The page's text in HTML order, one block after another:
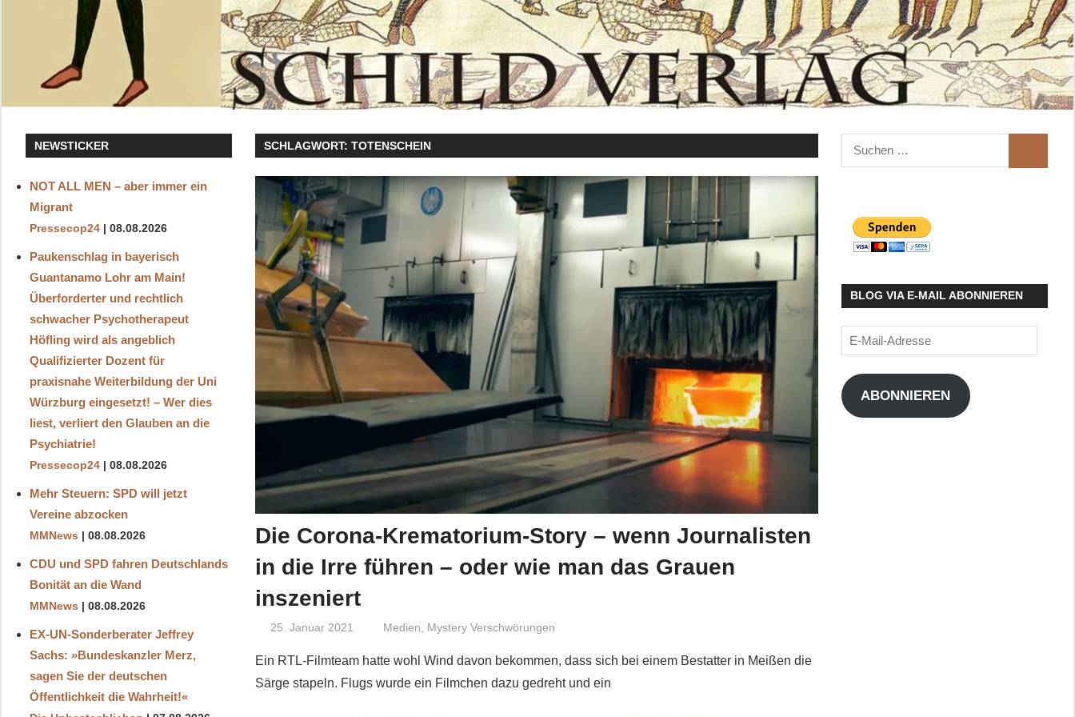
SCHLAGWORT:TOTENSCHEIN
Die Corona-Krematorium-Story – wenn Journalisten
in die Irre führen – oder wie man das Grauen
inszeniert
25. Januar 2021 Niki Vogt
Medien Mystery Verschwörungen
Ein RTL-Filmteam hatte wohl Wind davon bekommen, dass sich bei einem Bestatter in Meißen die
Särge stapeln. Flugs wurde ein Filmchen dazu gedreht und ein
NEWSTICKER
NOT ALL MEN – aber immer ein
Migrant
Pressecop24 08.08.2026
Paukenschlag in bayerisch
Guantanamo Lohr am Main!
Überforderter und rechtlich
schwacher Psychotherapeut
Höfling wird als angeblich
Qualifizierter Dozent für
praxisnahe Weiterbildung der Uni
Würzburg eingesetzt! – Wer dies
liest, verliert den Glauben an die
Psychiatrie!
Pressecop24 08.08.2026
Mehr Steuern: SPD will jetzt
Vereine abzocken
MMNews 08.08.2026
CDU und SPD fahren Deutschlands
Bonität an die Wand
MMNews 08.08.2026
EX-UN-Sonderberater Jeffrey
Sachs: »Bundeskanzler Merz,
sagen Sie der deutschen
Öffentlichkeit die Wahrheit!«
Suchen
nach:
BLOG VIA E-MAIL ABONNIEREN
E-
Mail-
Adresse
ABONNIEREN